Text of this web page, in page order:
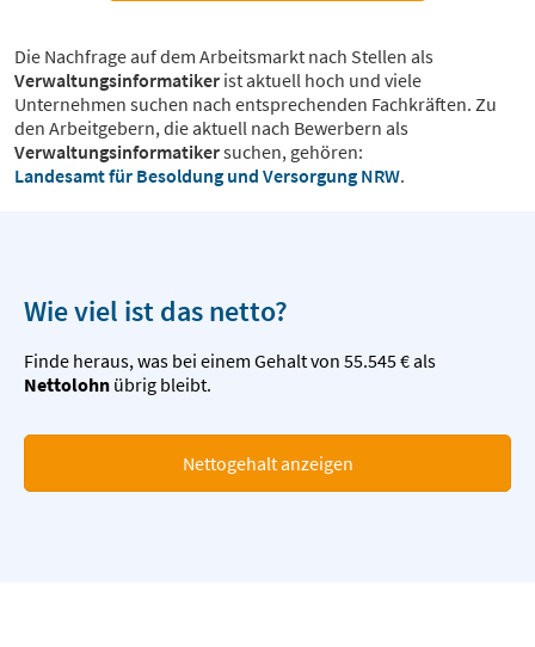
Die Nachfrage auf dem Arbeitsmarkt nach Stellen als
Verwaltungsinformatiker ist aktuell hoch und viele
Unternehmen suchen nach entsprechenden Fachkräften. Zu
den Arbeitgebern, die aktuell nach Bewerbern als
Verwaltungsinformatikersuchen, gehören:
Landesamt für Besoldung und Versorgung NRW.
Wie viel ist das netto?
Finde heraus, was bei einem Gehalt von 55.545 € als
Nettolohn übrig bleibt.
Nettogehalt anzeigen